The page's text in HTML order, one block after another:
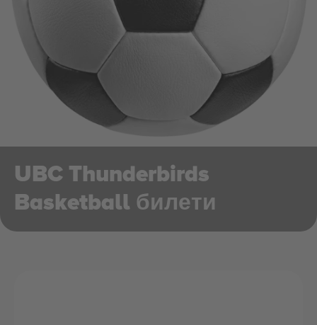
UBC Thunderbirds
Basketball билети